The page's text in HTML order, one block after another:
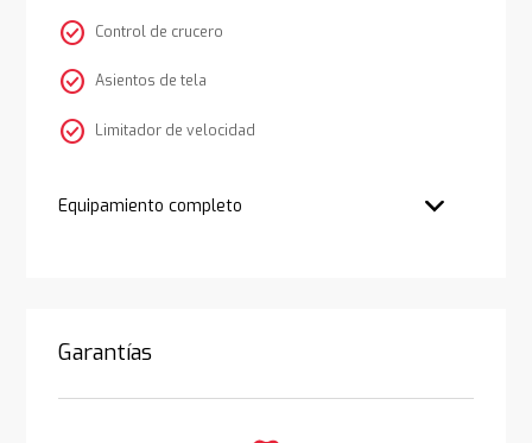
check_circle Control de crucero
check_circle Asientos de tela
check_circle Limitador de velocidad
Equipamiento completo
Garantías